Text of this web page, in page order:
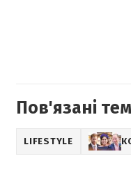
Пов'язані
LIFESTYLE